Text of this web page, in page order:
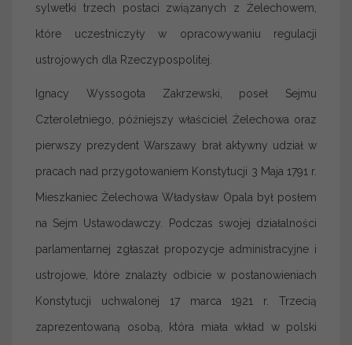
sylwetki trzech postaci związanych z Żelechowem,
które uczestniczyły w opracowywaniu regulacji
ustrojowych dla Rzeczypospolitej.
Ignacy Wyssogota Zakrzewski, poseł Sejmu
Czteroletniego, późniejszy właściciel Żelechowa oraz
pierwszy prezydent Warszawy brał aktywny udział w
pracach nad przygotowaniem Konstytucji 3 Maja 1791 r.
Mieszkaniec Żelechowa Władysław Opala był posłem
na Sejm Ustawodawczy. Podczas swojej działalności
parlamentarnej zgłaszał propozycje administracyjne i
ustrojowe, które znalazły odbicie w postanowieniach
Konstytucji uchwalonej 17 marca 1921 r. Trzecią
zaprezentowaną osobą, która miała wkład w polski